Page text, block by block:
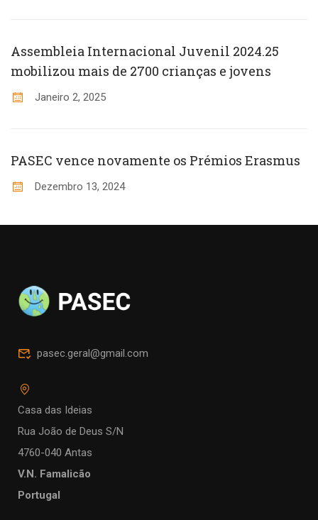
Assembleia Internacional Juvenil 2024.25
mobilizou mais de 2700 crianças e jovens
Janeiro 2, 2025
PASEC vence novamente os Prémios Erasmus
Dezembro 13, 2024
pasec.geral@gmail.com
Casa das Ideias
Rua João de Deus S/N
4760-040 Antas
V.N. Famalicão
Portugal